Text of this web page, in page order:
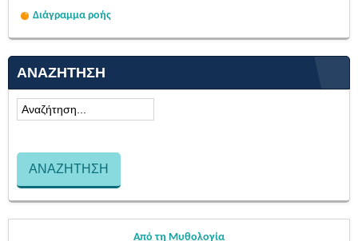
Διάγραμμα ροής
ΑΝΑΖΉΤΗΣΗ
Από τη Μυθολογία